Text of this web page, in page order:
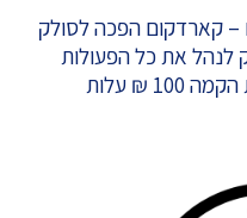
קארדקום הפכה לסולק
את כל הפעולות
הפיננסיות שלו במקום אחד. עלות הקמה 100 ₪ עלות